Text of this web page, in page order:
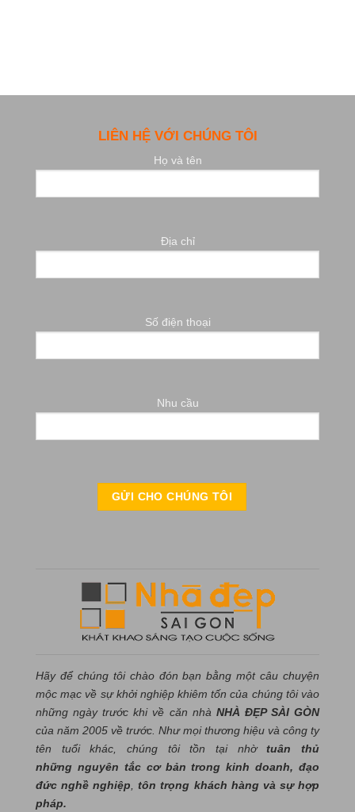
LIÊN HỆ VỚI CHÚNG TÔI
Họ và tên
Địa chỉ
Số điện thoại
Nhu cầu
Hãy để chúng tôi chào đón bạn bằng một câu chuyện
mộc mạc về sự khởi nghiệp khiêm tốn của chúng tôi vào
những ngày trước khi về căn nhà NHÀ ĐẸP SÀI GÒN
của năm 2005 về trước. Như mọi thương hiệu và công ty
tên tuổi khác, chúng tôi tồn tại nhờtuân thủ
những nguyên tắc cơ bản trong kinh doanh, đạo
đức nghề nghiệp ,tôn trọng khách hàng và sự hợp
pháp.